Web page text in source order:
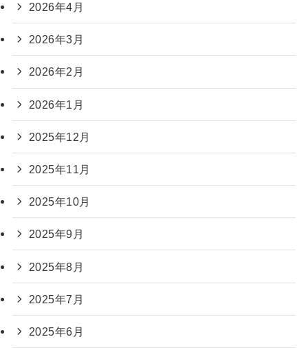
2026年4月
2026年3月
2026年2月
2026年1月
2025年12月
2025年11月
2025年10月
2025年9月
2025年8月
2025年7月
2025年6月